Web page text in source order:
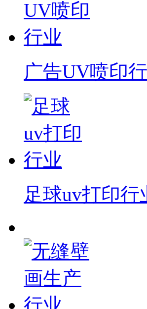
广告UV喷印
足球uv打印行